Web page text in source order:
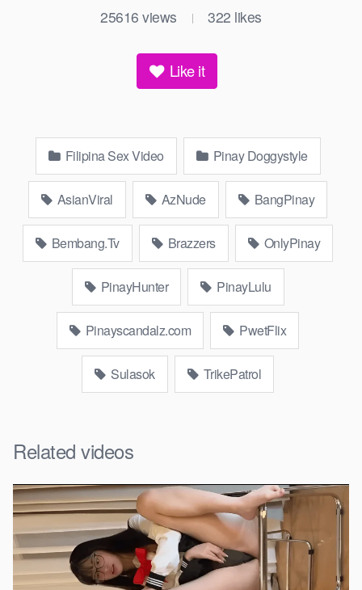
25616 views | 322 likes
Like it
Filipina Sex Video Pinay Doggystyle
AsianViral AzNude BangPinay
Bembang.Tv Brazzers OnlyPinay
PinayHunter PinayLulu
Pinayscandalz.com PwetFlix
Sulasok TrikePatrol
Related videos